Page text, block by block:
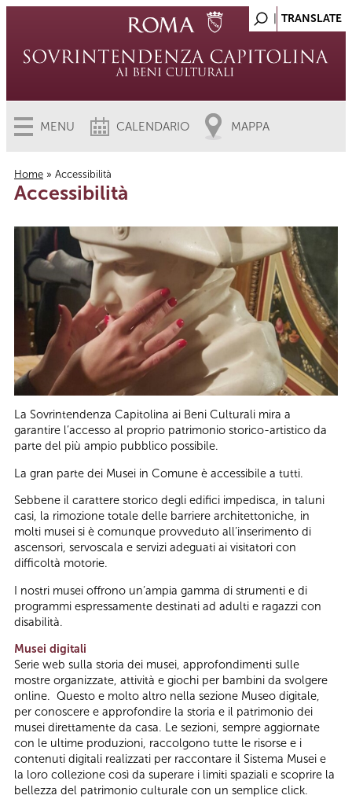
MENU CALENDARIO MAPPA
Tu sei qui
Home » Accessibilità
Accessibilità
La Sovrintendenza Capitolina ai Beni Culturali mira a
garantire l’accesso al proprio patrimonio storico-artistico da
parte del più ampio pubblico possibile.
La gran parte dei Musei in Comune è accessibile a tutti.
Sebbene il carattere storico degli edifici impedisca, in taluni
casi, la rimozione totale delle barriere architettoniche, in
molti musei si è comunque provveduto all’inserimento di
ascensori, servoscala e servizi adeguati ai visitatori con
difficoltà motorie.
I nostri musei offrono un’ampia gamma di strumenti e di
programmi espressamente destinati ad adulti e ragazzi con
disabilità.
Musei digitali
Serie web sulla storia dei musei, approfondimenti sulle
mostre organizzate, attività e giochi per bambini da svolgere
online. Questo e molto altro nella sezione Museo digitale,
per conoscere e approfondire la storia e il patrimonio dei
musei direttamente da casa. Le sezioni, sempre aggiornate
con le ultime produzioni, raccolgono tutte le risorse e i
contenuti digitali realizzati per raccontare il Sistema Musei e
la loro collezione così da superare i limiti spaziali e scoprire la
bellezza del patrimonio culturale con un semplice click.